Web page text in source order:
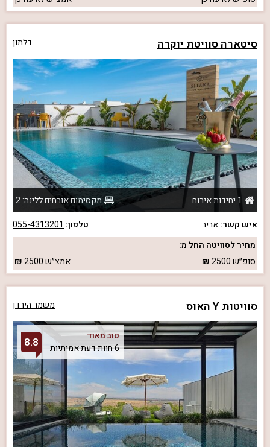
סיטארה סוויטת יוקרה דלתון
1 יחידות אירוח
מקסימום אורחים ללינה: 2
איש קשר:אביב טלפון: 055-4313201
מחיר לסוויטה החל מ:
סופ״ש2500 אמצ״ש2500
סוויטות Y האוס משמר הירדן
טוב מאוד
6 חוות דעת אמיתיות
8.8